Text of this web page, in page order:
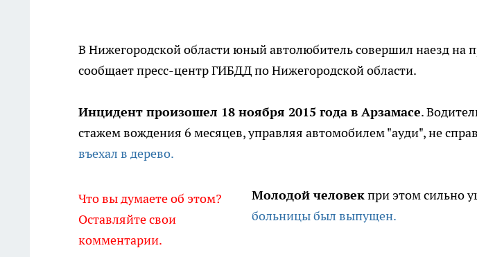
В Нижегородской области юный автолюбитель совершил наезд на
сообщает пресс-центр ГИБДД по Нижегородской области.
Инцидент произошел 18 ноября 2015 года в Арзамасе.
стажем вождения 6 месяцев, управляя автомобилем "ауди", не
въехал в дерево.
Что вы думаете об этом?
Оставляйте свои
комментарии.
Молодой человекпри этом сильно
больницы был выпущен.